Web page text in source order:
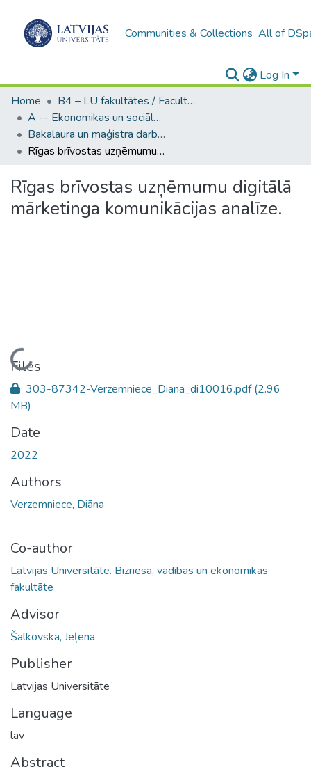
Communities & Collections All of
Log In
Home
B4 – LU fakultātes / Faculties of the UL
A -- Ekonomikas un sociālo zinātņu fakultāte / Faculty of Economics and Social Sciences
Bakalaura un maģistra darbi (ESZF) / Bachelor's and Master's theses
Rīgas brīvostas uzņēmumu digitālā mārketinga komunikācijas analīze.
Rīgas brīvostas uzņēmumu digitālā
mārketinga komunikācijas analīze.
Loading...
Files
303-87342-Verzemniece_Diana_di10016.pdf(2.96
MB)
Date
2022
Authors
Verzemniece, Diāna
Co-author
Latvijas Universitāte. Biznesa, vadības un ekonomikas
fakultāte
Advisor
Šalkovska, Jeļena
Publisher
Latvijas Universitāte
Language
lav
Abstract